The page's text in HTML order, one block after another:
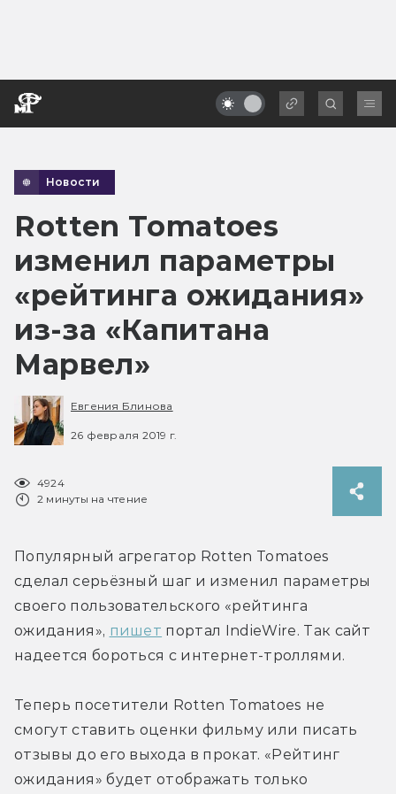
Новости
Rotten Tomatoes
изменил параметры
«рейтинга ожидания»
из-за «Капитана
Марвел»
Евгения Блинова
26 февраля 2019 г.
4924
2 минуты на чтение
Популярный агрегатор Rotten Tomatoes
сделал серьёзный шаг и изменил параметры
своего пользовательского «рейтинга
ожидания», пишет портал IndieWire. Так сайт
надеется бороться с интернет-троллями.
Теперь посетители Rotten Tomatoes не
смогут ставить оценки фильму или писать
отзывы до его выхода в прокат. «Рейтинг
ожидания» будет отображать только